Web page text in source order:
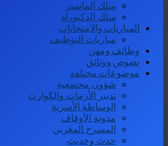
سلك الماستر
سلك الدكتوراه
المباريات والامتحانات
مباريات التوظيف
وظائف ومهن
نصوص ووثائق
موضوعات مختلفة
شؤون مجتمعية
تدبير الأزمات والكوارث
الوساطة الأسرية
مدونة الأوقاف
المسرح المغربي
حدث وحديث